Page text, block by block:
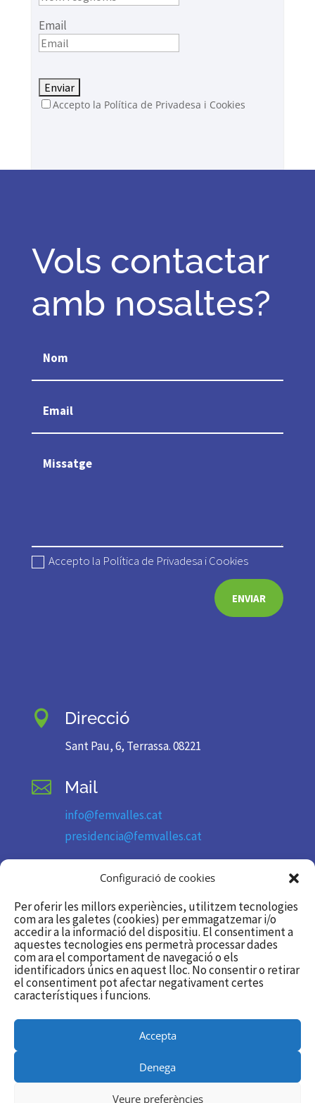
Configuració de cookies
Per oferir les millors experiències, utilitzem tecnologies
com ara les galetes (cookies) per emmagatzemar i/o
accedir a la informació del dispositiu. El consentiment a
aquestes tecnologies ens permetrà processar dades
com ara el comportament de navegació o els
identificadors únics en aquest lloc. No consentir o retirar
el consentiment pot afectar negativament certes
característiques i funcions.
Accepta
Denega
Veure preferències
Email
Accepto la Política de Privadesa i Cookies
Vols contactar
amb nosaltes?
Accepto la Política de Privadesa i Cookies
ENVIAR
 Direcció
Sant Pau, 6, Terrassa. 08221
 Mail
info@femvalles.cat
presidencia@femvalles.cat
Telèfon
93 736 11 09
 Segueix-nos
Twitter/X
Linkedin
Utilitzem galetes per a oferir-te la millor experiència a la nostra
Podeu esbrinar més sobre quines galetes estem utilitzant o
Configurar